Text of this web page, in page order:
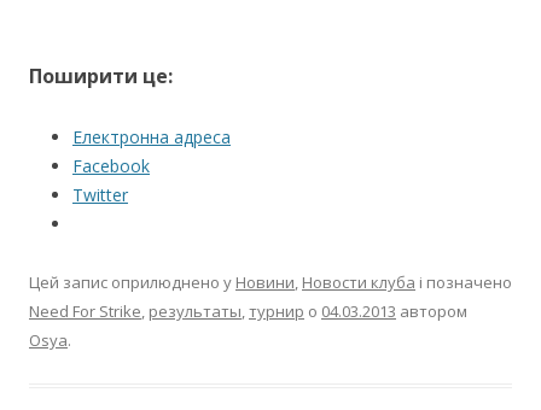
Поширити це:
Електронна адреса
Facebook
Twitter
Цей запис оприлюднено у Новини, Новости клуба і позначено
Need For Strike, результаты,турнир о 04.03.2013 автором
Osya.